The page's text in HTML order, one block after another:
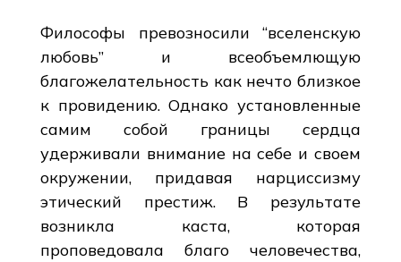
Философы превозносили “вселенскую
любовь” и всеобъемлющую
благожелательность как нечто близкое
к провидению. Однако установленные
самим собой границы сердца
удерживали внимание на себе и своем
окружении, придавая нарциссизму
этический престиж. В результате
возникла каста, которая
проповедовала благо человечества,